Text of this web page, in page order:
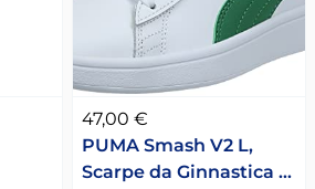
47,00 €
PUMA Smash V2 L,
Scarpe da Ginnastica …